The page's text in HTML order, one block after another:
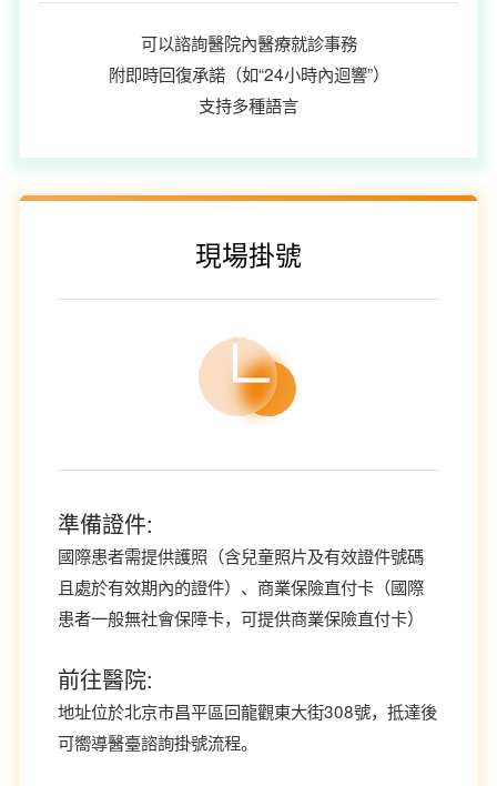
可以諮詢醫院內醫療就診事務
附即時回復承諾（如“24小時內迴響”）
支持多種語言
現場掛號
準備證件:
​國際患者需提供護照（含兒童照片及有效證件號碼
且處於有效期內的證件）、商業保險直付卡（國際
患者一般無社會保障卡，可提供商業保險直付卡）
前往醫院:
地址位於北京市昌平區回龍觀東大街308號，抵達後
可嚮導醫臺諮詢掛號流程。 ​